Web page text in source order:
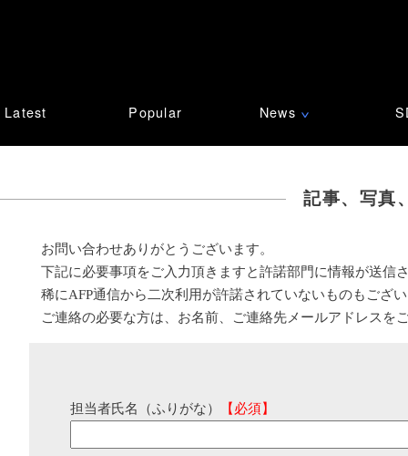
Latest Popular News ∨
記事、写真
お問い合わせありがとうございます。
下記に必要事項をご入力頂きますと許諾部門に情報が送信
稀にAFP通信から二次利用が許諾されていないものもござ
ご連絡の必要な方は、お名前、ご連絡先メールアドレスを
担当者氏名（ふりがな） 【必須】